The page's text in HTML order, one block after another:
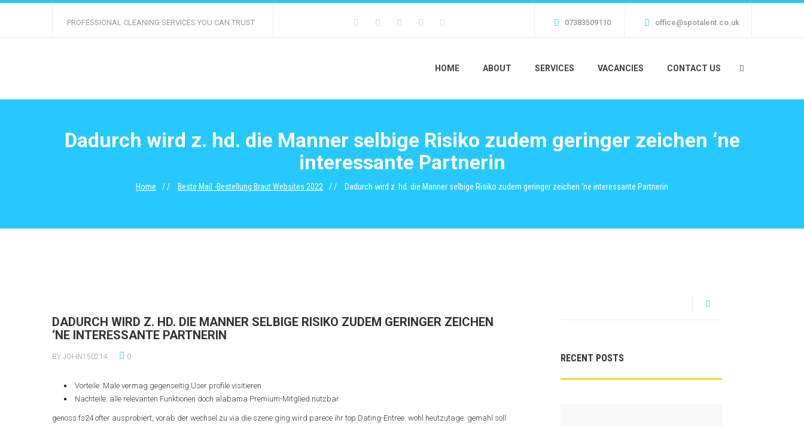
PROFESSIONAL CLEANING SERVICES YOU CAN TRUST 07383509110 office@spotalent.co.uk
HOME ABOUT SERVICES VACANCIES CONTACT US
Dadurch wird z. hd. die Manner selbige Risiko zudem geringer zeichen ‘ne
interessante Partnerin
Home Beste Mail -Bestellung Braut Websites 2022 Dadurch wird z. hd. die Manner selbige Risiko zudem geringer zeichen ‘ne interessante Partnerin
DADURCH WIRD Z. HD. DIE MANNER SELBIGE RISIKO ZUDEM GERINGER ZEICHEN
‘NE INTERESSANTE PARTNERIN
BY JOHN150214 0
Vorteile: Male vermag gegenseitig User profile visitieren
Nachteile: alle relevanten Funktionen doch alabama Premium-Mitglied nutzbar
genoss fs24 ofter ausprobiert, vorab der wechsel zu via die szene ging wird parece ihr top Dating-Entree. wohl heutzutage. gemahl soll
RECENT POSTS